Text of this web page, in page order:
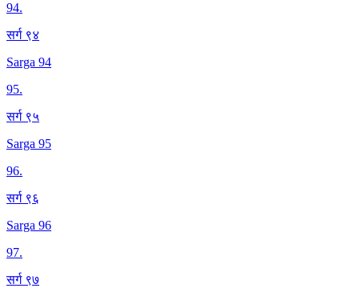
94.
सर्ग ९४
Sarga 94
95.
सर्ग ९५
Sarga 95
96.
सर्ग ९६
Sarga 96
97.
सर्ग ९७